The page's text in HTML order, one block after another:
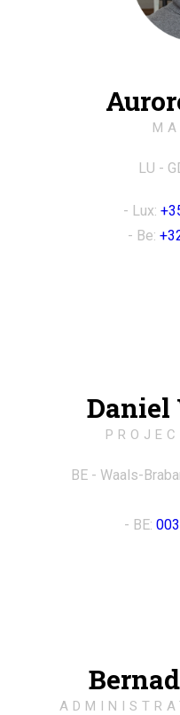
LU -
- Lux:
- Be:
Daniel
BE - Waals-
- BE: